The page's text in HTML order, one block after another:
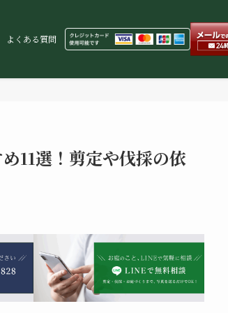
よくある質問
11選！剪定や伐採の依